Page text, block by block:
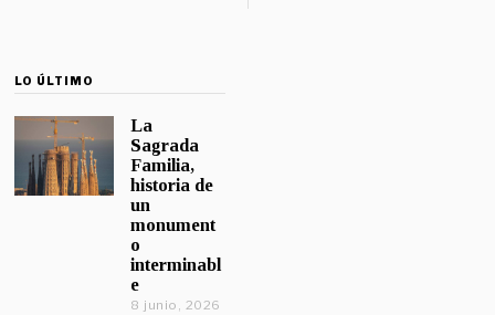
LO ÚLTIMO
La
Sagrada
Familia,
historia de
un
monument
o
interminabl
e
8 junio, 2026